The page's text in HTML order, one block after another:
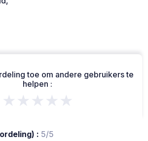
toe om andere gebruikers te
helpen :
★★★★★
: 5/5